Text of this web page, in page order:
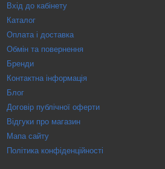
Вхід до кабінету
Каталог
Оплата і доставка
Обмін та повернення
Бренди
Контактна інформація
Блог
Договір публічної оферти
Відгуки про магазин
Мапа сайту
Політика конфіденційності